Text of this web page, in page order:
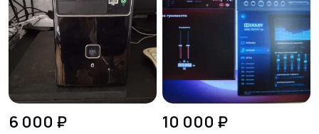
6 000 ₽ 10 000 ₽